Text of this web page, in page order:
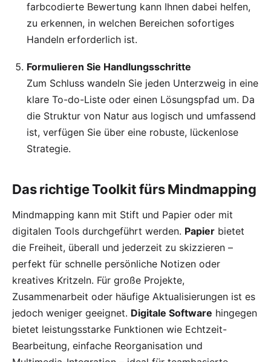
farbcodierte Bewertung kann Ihnen dabei helfen,
zu erkennen, in welchen Bereichen sofortiges
Handeln erforderlich ist.
Formulieren Sie Handlungsschritte
Zum Schluss wandeln Sie jeden Unterzweig in eine
klare To-do-Liste oder einen Lösungspfad um. Da
die Struktur von Natur aus logisch und umfassend
ist, verfügen Sie über eine robuste, lückenlose
Strategie.
Das richtige Toolkit fürs Mindmapping
Mindmapping kann mit Stift und Papier oder mit
digitalen Tools durchgeführt werden. Papier bietet
die Freiheit, überall und jederzeit zu skizzieren –
perfekt für schnelle persönliche Notizen oder
kreatives Kritzeln. Für große Projekte,
Zusammenarbeit oder häufige Aktualisierungen ist es
jedoch weniger geeignet. Digitale Software hingegen
bietet leistungsstarke Funktionen wie Echtzeit-
Bearbeitung, einfache Reorganisation und